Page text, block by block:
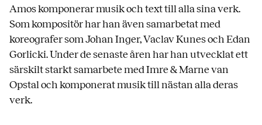
Amos komponerar musik och text till alla sina verk.
Som kompositör har han även samarbetat med
koreografer som Johan Inger, Vaclav Kunes och Edan
Gorlicki. Under de senaste åren har han utvecklat ett
särskilt starkt samarbete med Imre & Marne van
Opstal och komponerat musik till nästan alla deras
verk.